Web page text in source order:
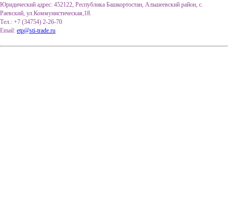
Юридический адрес: 452122, Республика Башкортостан, Альшеевский район, с.
Раевский, ул.Коммунистическая,18.
Тел.: +7 (34754) 2-26-70
Email: etp@sti-trade.ru